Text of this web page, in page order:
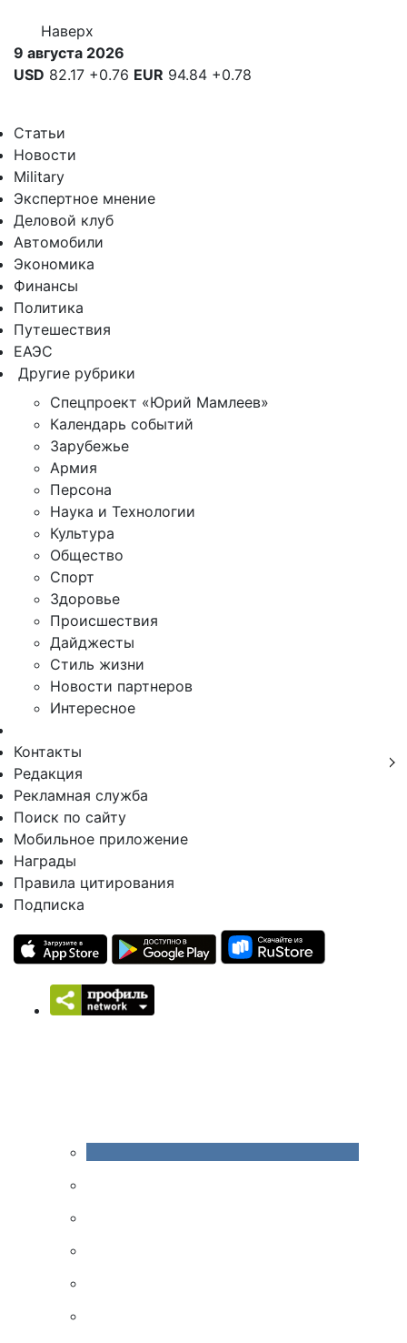
Наверх
9 августа 2026
USD 82.17 +0.76 EUR 94.84 +0.78
Статьи
Новости
Military
Экспертное мнение
Деловой клуб
Автомобили
Экономика
Финансы
Политика
Путешествия
ЕАЭС
Другие рубрики
Спецпроект «Юрий Мамлеев»
Календарь событий
Зарубежье
Армия
Персона
Наука и Технологии
Культура
Общество
Спорт
Здоровье
Происшествия
Дайджесты
Стиль жизни
Новости партнеров
Интересное
Контакты
Редакция
Рекламная служба
Поиск по сайту
Мобильное приложение
Награды
Правила цитирования
Подписка